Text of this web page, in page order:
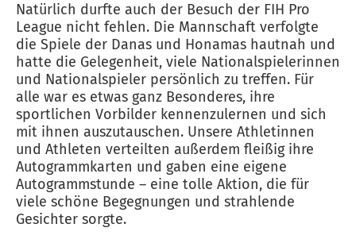
Natürlich durfte auch der Besuch der FIH Pro
League nicht fehlen. Die Mannschaft verfolgte
die Spiele der Danas und Honamas hautnah und
hatte die Gelegenheit, viele Nationalspielerinnen
und Nationalspieler persönlich zu treffen. Für
alle war es etwas ganz Besonderes, ihre
sportlichen Vorbilder kennenzulernen und sich
mit ihnen auszutauschen. Unsere Athletinnen
und Athleten verteilten außerdem fleißig ihre
Autogrammkarten und gaben eine eigene
Autogrammstunde – eine tolle Aktion, die für
viele schöne Begegnungen und strahlende
Gesichter sorgte.